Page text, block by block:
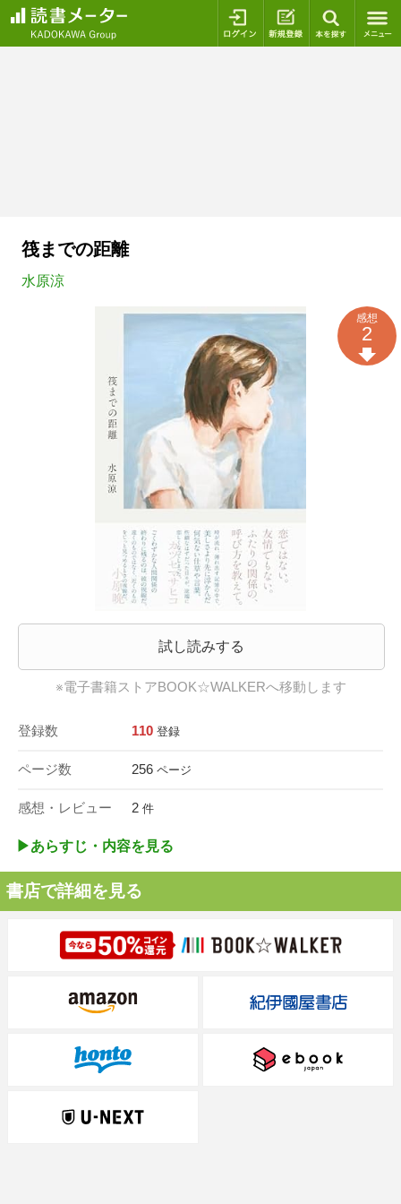
ログイン 新規登録
筏までの距離
水原涼
試し読みする
※電子書籍ストアBOOK☆WALKERへ移動します
登録数 110 登録
ページ数 256 ページ
感想・レビュー 2 件
感想
2
▶︎あらすじ・内容を見る
書店で詳細を見る